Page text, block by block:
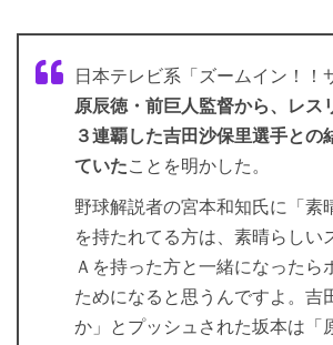
日本テレビ系「ズームイン！！
原辰徳・前巨人監督から、レス
３連覇した吉田沙保里選手との
ていたことを明かした。
野球解説者の宮本和知氏に「素
を持たれてる方は、素晴らしい
Ａを持った方と一緒になったら
ためになると思うんですよ。吉
か」とプッシュされた坂本は「